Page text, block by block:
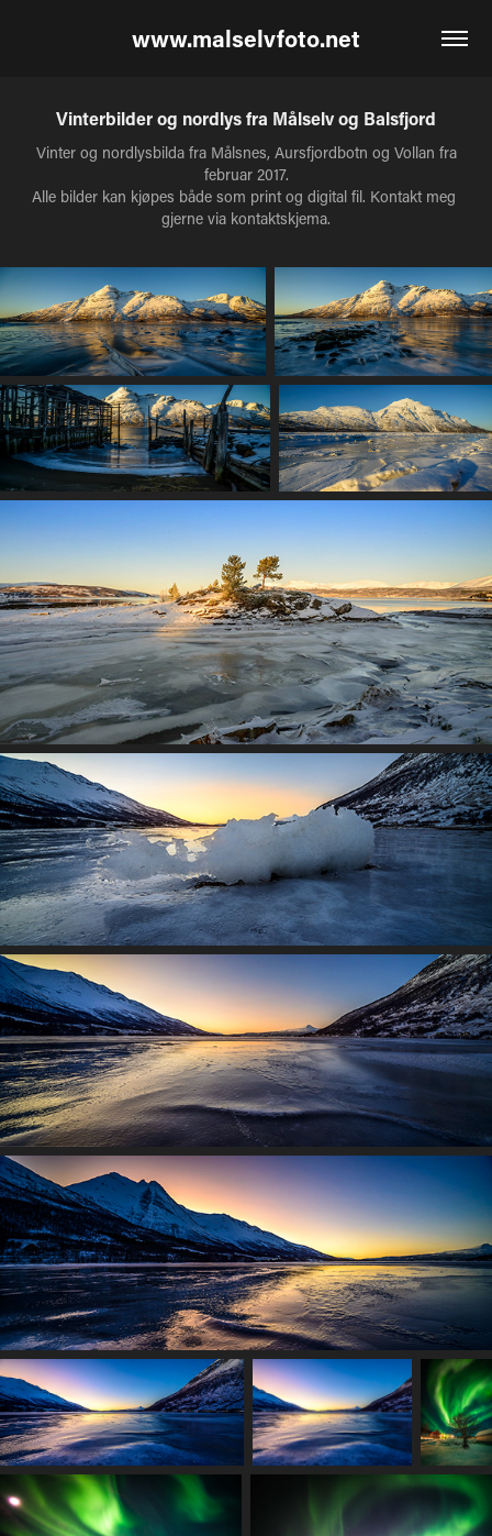
www.malselvfoto.net
Vinterbilder og nordlys fra Målselv og Balsfjord
Vinter og nordlysbilda fra Målsnes, Aursfjordbotn og Vollan fra
februar 2017.
Alle bilder kan kjøpes både som print og digital fil. Kontakt meg
gjerne via kontaktskjema.